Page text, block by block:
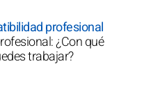
profesional
¿Con qué
trabajar?